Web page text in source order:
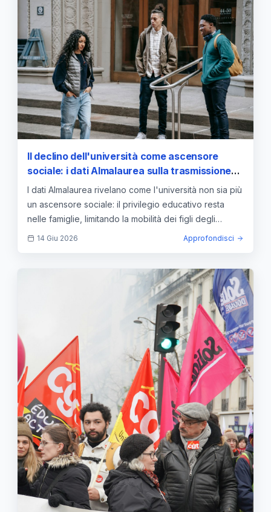
Il declino dell'università come ascensore
sociale: i dati Almalaurea sulla trasmissione
del privilegio educativo
I dati Almalaurea rivelano come l'università non sia più
un ascensore sociale: il privilegio educativo resta
nelle famiglie, limitando la mobilità dei figli degli
operai.
14 Giu 2026 Approfondisci